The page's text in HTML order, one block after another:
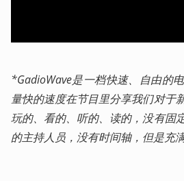
*GadioWave是一档快速、自由的
量快的速度在节目里分享我们对于
玩的、看的、听的、读的，没有固
的主持人员，没有时间轴，但是充满